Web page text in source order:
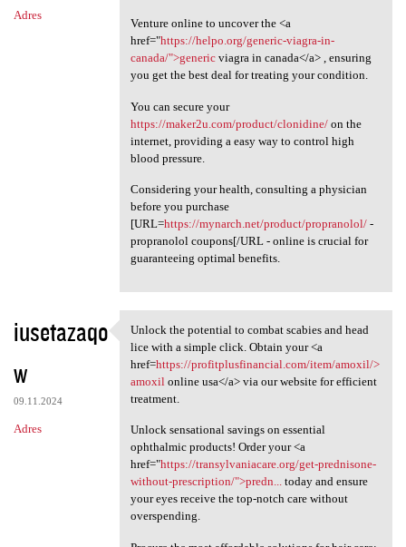
Adres
Venture online to uncover the <a
href="https://helpo.org/generic-viagra-in-
canada/">genericviagra in canada</a> , ensuring
you get the best deal for treating your condition.
You can secure your
https://maker2u.com/product/clonidine/on the
internet, providing a easy way to control high
blood pressure.
Considering your health, consulting a physician
before you purchase
[URL=https://mynarch.net/product/propranolol/-
propranolol coupons[/URL - online is crucial for
guaranteeing optimal benefits.
iusetazaqo
w
09.11.2024
Adres
Unlock the potential to
Unlock the potential to combat scabies and head
lice with a simple click. Obtain your <a
href=https://profitplusfinancial.com/item/amoxil/>
amoxil online usa</a> via our website for efficient
treatment.
Unlock sensational savings on essential
ophthalmic products! Order your <a
href="https://transylvaniacare.org/get-prednisone-
without-prescription/">predn...today and ensure
your eyes receive the top-notch care without
overspending.